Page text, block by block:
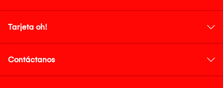
Tarjeta oh!
Contáctanos